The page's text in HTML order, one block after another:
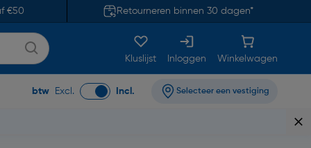
€50 Retourneren binnen 30 dagen*
Kluslijst Inloggen Winkelwagen
btw Excl. Incl. Selecteer een vestiging